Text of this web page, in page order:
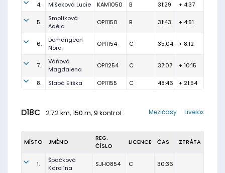
4. Mišeková Lucie KAM1050 B 31:29 + 4:37
5.
Smolíková
Adéla
OPI1150 B 31:43 + 4:51
6.
Demangeon
Nora
OPI1154 C 35:04 + 8:12
7.
Váňová
Magdalena
OPI1254 C 37:07 + 10:15
8. Slabá Eliška OPI1155 C 48:46 + 21:54
D18C 2.72 km, 150 m, 9 kontrol Livelox
Mezičasy
MÍSTO JMÉNO
REG.
ČÍSLO
LICENCE ČAS ZTRÁTA
1.
Špačková
Karolína
SJH0854 C 30:36